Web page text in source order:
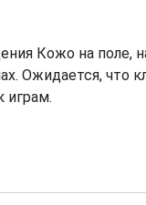
Кожо на поле,
Ожидается, что
играм.